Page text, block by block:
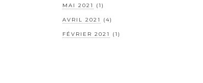
MAI 2021 (1)
AVRIL 2021 (4)
FÉVRIER 2021 (1)